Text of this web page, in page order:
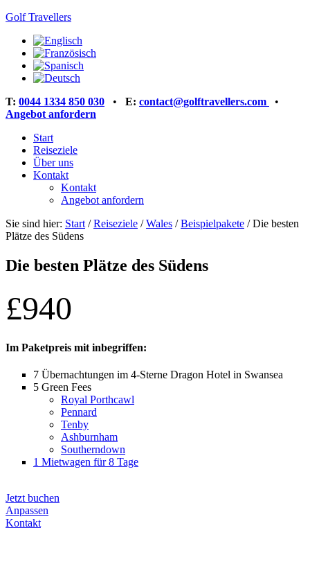
Golf Travellers
T: 0044 1334 850 030 • E: contact@golftravellers.com
•
Angebot anfordern
Start
Reiseziele
Über uns
Kontakt
Kontakt
Angebot anfordern
Sie sind hier: Start / Reiseziele / Wales / Beispielpakete /Die besten
Plätze des Südens
Die besten Plätze des Südens
£940
Im Paketpreis mit inbegriffen:
7 Übernachtungen im 4-Sterne Dragon Hotel in Swansea
5 Green Fees
Royal Porthcawl
Pennard
Tenby
Ashburnham
Southerndown
1 Mietwagen für 8 Tage
Jetzt buchen
Anpassen
Kontakt